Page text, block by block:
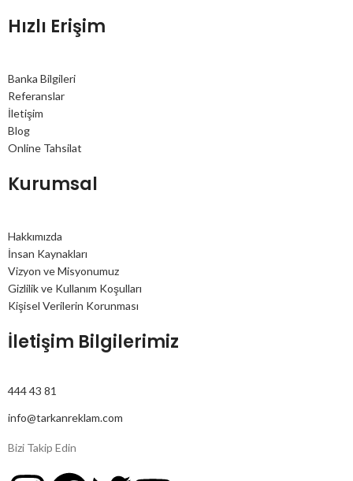
Hızlı Erişim
Banka Bilgileri
Referanslar
İletişim
Blog
Online Tahsilat
Kurumsal
Hakkımızda
İnsan Kaynakları
Vizyon ve Misyonumuz
Gizlilik ve Kullanım Koşulları
Kişisel Verilerin Korunması
İletişim Bilgilerimiz
444 43 81
info@tarkanreklam.com
Bizi Takip Edin